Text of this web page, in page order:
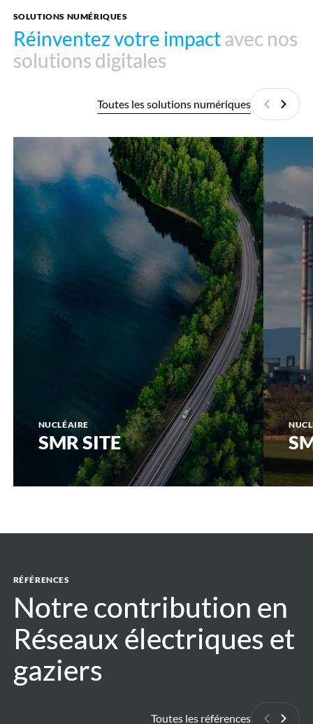
SOLUTIONS NUMÉRIQUES
Réinventez votre impactavec nos
solutions digitales
Réinventez votre impactavec nos
solutions digitales
Toutes les solutions numériques
NUCLÉAIRE
SMR SITE
SMR
RÉFÉRENCES
Notre contribution en
Réseaux électriques et
gaziers
Notre contribution en
Réseaux électriques et
gaziers
Toutes les références